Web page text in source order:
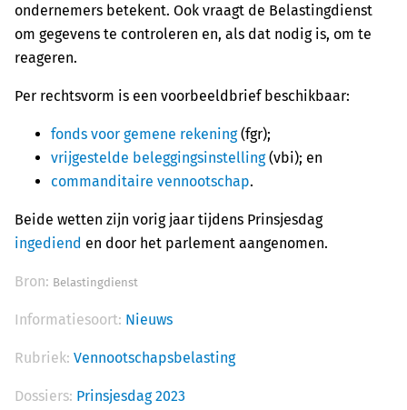
ondernemers betekent. Ook vraagt de Belastingdienst
om gegevens te controleren en, als dat nodig is, om te
reageren.
Per rechtsvorm is een voorbeeldbrief beschikbaar:
fonds voor gemene rekening(fgr);
vrijgestelde beleggingsinstelling(vbi); en
commanditaire vennootschap.
Beide wetten zijn vorig jaar tijdens Prinsjesdag
ingediend en door het parlement aangenomen.
Bron: Belastingdienst
Informatiesoort: Nieuws
Rubriek: Vennootschapsbelasting
Dossiers: Prinsjesdag 2023